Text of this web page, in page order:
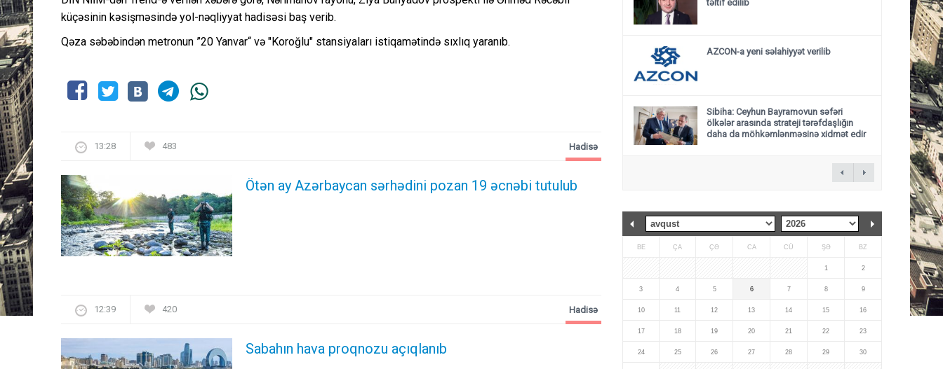
küçəsinin kəsişməsində yol-nəqliyyat hadisəsi baş verib.
Qəza səbəbindən metronun ”20 Yanvar“ və "Koroğlu" stansiyaları istiqamətində sıxlıq yaranıb.
13:28 483
Ötən ay Azərbaycan sərhədini pozan 19 əcnəbi tutulub
Hadisə
12:39 420
Sabahın hava proqnozu açıqlanıb
Hadisə
təltif edilib
AZCON-a yeni səlahiyyət verilib
Sibiha: Ceyhun Bayramovun səfəri
ölkələr arasında strateji tərəfdaşlığın
daha da möhkəmlənməsinə xidmət edir
BE ÇA ÇƏ CA CÜ ŞƏ BZ
1 2
3 4 5 6 7 8 9
10 11 12 13 14 15 16
17 18 19 20 21 22 23
24 25 26 27 28 29 30